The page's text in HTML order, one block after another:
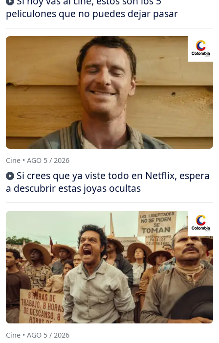
peliculones que no puedes dejar pasar
Cine • AGO 5 / 2026
Si crees que ya viste todo en Netflix, espera
a descubrir estas joyas ocultas
Cine • AGO 5 / 2026